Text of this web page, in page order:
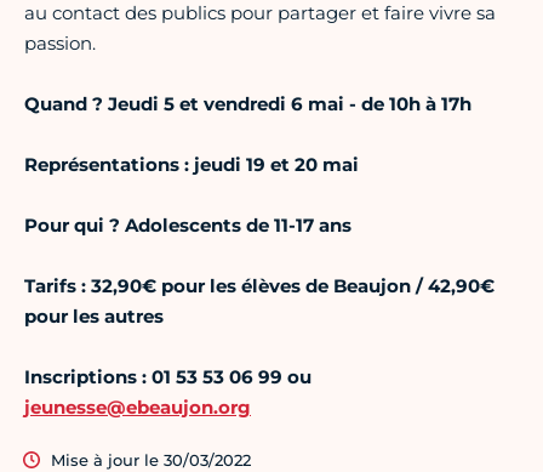
au contact des publics pour partager et faire vivre sa
passion.
Quand ? Jeudi 5 et vendredi 6 mai - de 10h à 17h
Représentations : jeudi 19 et 20 mai
Pour qui ? Adolescents de 11-17 ans
Tarifs : 32,90€ pour les élèves de Beaujon / 42,90€
pour les autres
Inscriptions : 01 53 53 06 99 ou
jeunesse@ebeaujon.org
Mise à jour le 30/03/2022